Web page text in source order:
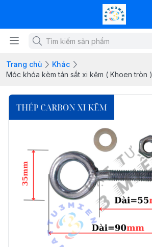
Trang chủ
Khác
Móc khóa kèm tán sắt xi kẽm ( Khoen tròn )